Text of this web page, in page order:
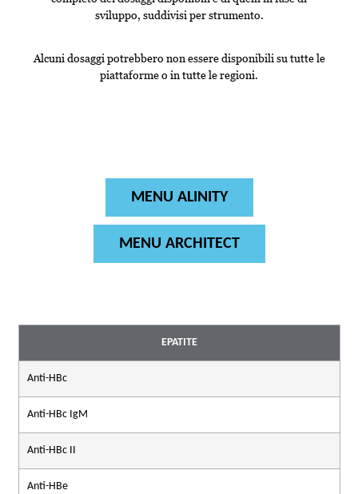
sviluppo, suddivisi per strumento.
Alcuni dosaggi potrebbero non essere disponibili su tutte le
piattaforme o in tutte le regioni.
MENU ALINITY
MENU ARCHITECT
EPATITE
Anti-HBc
Anti-HBc IgM
Anti-HBc II
Anti-HBe